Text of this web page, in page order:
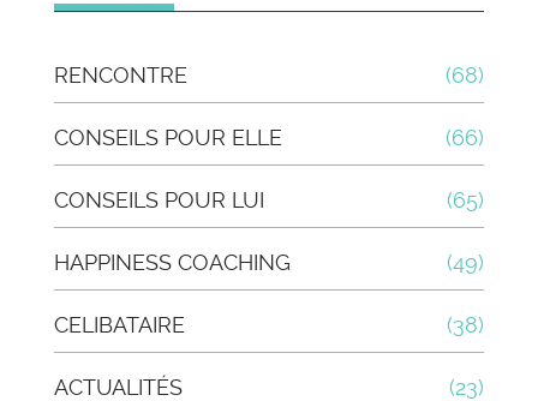
RENCONTRE (68)
CONSEILS POUR ELLE (66)
CONSEILS POUR LUI (65)
HAPPINESS COACHING (49)
CELIBATAIRE (38)
ACTUALITÉS (23)